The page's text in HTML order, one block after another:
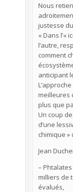
Nous
justesse
« Dans l’«
l’autre,
comment
anticipant
meilleures
plus que
Un coup
d’une
chimique »
Jean
–
milliers de
évalués,